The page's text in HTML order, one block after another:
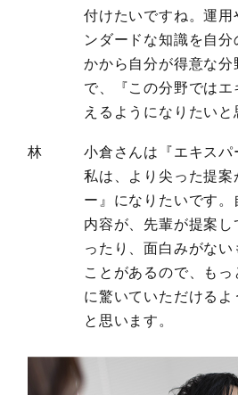
付けたいですね。運用
ンダードな知識を自
かから自分が得意な分
で、『この分野では
えるようになりたいと
林
小倉さんは『エキスパ
私は、より尖った提
ー』になりたいです。
内容が、先輩が提案
ったり、面白みがない
ことがあるので、も
に驚いていただけるよ
と思います。